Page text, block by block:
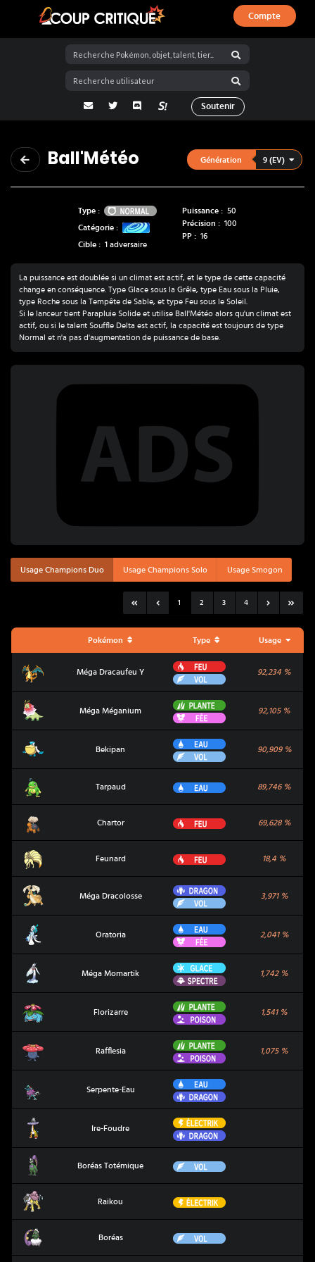
Coup Critique
Compte
adresse email
Twitter Discord La Salty Room sur Pokémon
Soutenir
Ball'Météo Génération 9 (EV)
Type : Normal
Catégorie :
Cible : 1 adversaire
Puissance : 50
Précision : 100
PP : 16
La puissance est doublée si un climat est actif, et le type de cette capacité
change en conséquence. Type Glace sous la Grêle, type Eau sous la Pluie,
type Roche sous la Tempête de Sable, et type Feu sous le Soleil.
Si le lanceur tient Parapluie Solide et utilise Ball'Météo alors qu'un climat est
actif, ou si le talent Souffle Delta est actif, la capacité est toujours de type
Normal et n'a pas d'augmentation de puissance de base.
Usage Champions Duo Usage Champions Solo Usage Smogon
1 2 3 4
Pokémon Type Usage
Méga Dracaufeu Y
Feu
Vol
92,234 %
Méga Méganium
Plante
Fée
92,105%
Bekipan
Eau
Vol
90,909%
Tarpaud Eau 89,746%
Chartor Feu 69,628%
Feunard Feu 18,4 %
Méga Dracolosse
Dragon
Vol
3,971%
Oratoria
Eau
Fée
2,041%
Méga Momartik
Glace
Spectre
1,742%
Florizarre
Plante
Poison
1,541%
Rafflesia
Plante
Poison
1,075%
Serpente-Eau
Eau
Dragon
Ire-Foudre
Électrik
Dragon
Boréas Totémique Vol
Raikou Électrik
Boréas Vol